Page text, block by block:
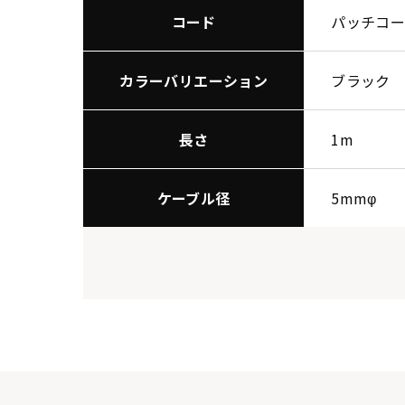
コード パッチコ
カラーバリエーション ブラック
長さ 1m
ケーブル径 5mmφ